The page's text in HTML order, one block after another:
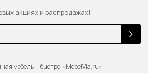
акциях и распродажах!
мебель — быстро. «MebelVia.ru»